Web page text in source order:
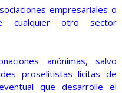
empresariales o
cualquier otro sector
anónimas, salvo
proselitistas lícitas de
que desarrolle el